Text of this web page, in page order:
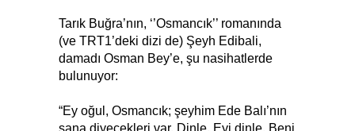
Tarık Buğra’nın, ‘’Osmancık’’ romanında
(ve TRT1’deki dizi de) Şeyh Edibali,
damadı Osman Bey’e, şu nasihatlerde
bulunuyor:
“Ey oğul, Osmancık; şeyhim Ede Balı’nın
sana diyecekleri var. Dinle. Eyi dinle. Beni